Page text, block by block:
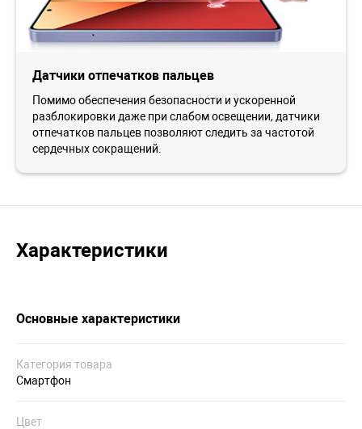
Датчики отпечатков пальцев
Помимо обеспечения безопасности и ускоренной
разблокировки даже при слабом освещении, датчики
отпечатков пальцев позволяют следить за частотой
сердечных сокращений.
Характеристики
Основные характеристики
Категория товара
Смартфон
Цвет